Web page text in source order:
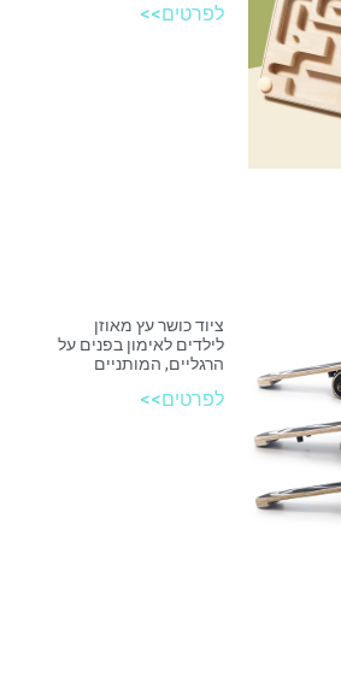
לפרטים>>
ציוד כושר עץ מאוזן
לילדים לאימון בפנים על
הרגליים, המותניים
לפרטים>>